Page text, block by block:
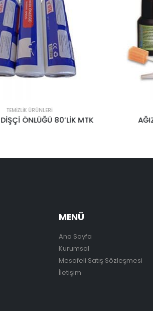
TEMIZLIK ÜRÜNLERI
ÖNLÜĞÜ 80’LİK MTK
MENÜ
Ana Sayfa
Kurumsal
Mesafeli Satış Sözleşmesi
İletişim